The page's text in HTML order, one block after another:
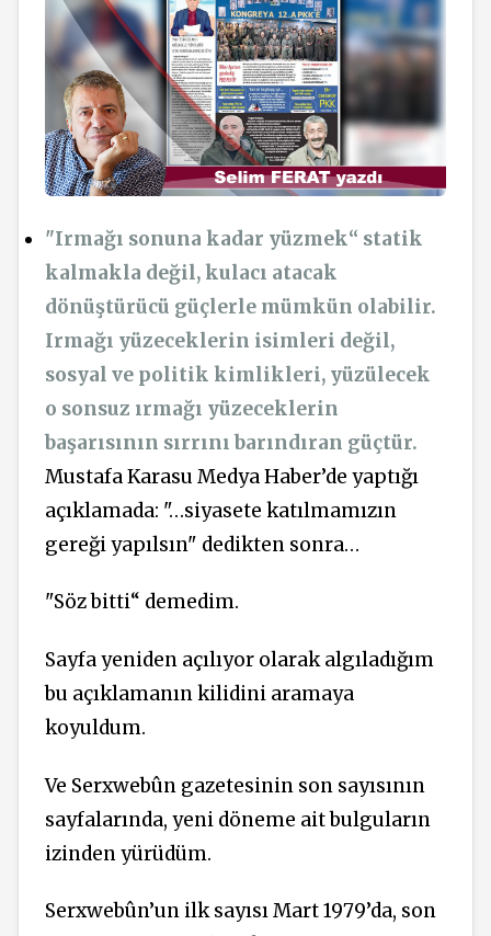
"Irmağı sonuna kadar yüzmek“ statik
kalmakla değil, kulacı atacak
dönüştürücü güçlerle mümkün olabilir.
Irmağı yüzeceklerin isimleri değil,
sosyal ve politik kimlikleri, yüzülecek
o sonsuz ırmağı yüzeceklerin
başarısının sırrını barındıran güçtür.
Mustafa Karasu Medya Haber’de yaptığı
açıklamada: "…siyasete katılmamızın
gereği yapılsın" dedikten sonra…
"Söz bitti“ demedim.
Sayfa yeniden açılıyor olarak algıladığım
bu açıklamanın kilidini aramaya
koyuldum.
Ve Serxwebûn gazetesinin son sayısının
sayfalarında, yeni döneme ait bulguların
izinden yürüdüm.
Serxwebûn’un ilk sayısı Mart 1979’da, son